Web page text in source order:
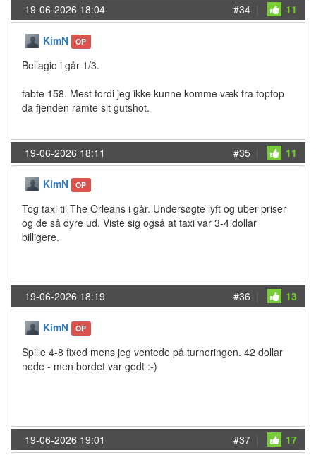
19-06-2026 18:04 #34 | 11
KimN OP
Bellagio i går 1/3.
tabte 158. Mest fordi jeg ikke kunne komme væk fra toptop
da fjenden ramte sit gutshot.
19-06-2026 18:11 #35 | 11
KimN OP
Tog taxi til The Orleans i går. Undersøgte lyft og uber priser
og de så dyre ud. Viste sig også at taxi var 3-4 dollar
billigere.
19-06-2026 18:19 #36 | 13
KimN OP
Spille 4-8 fixed mens jeg ventede på turneringen. 42 dollar
nede - men bordet var godt :-)
19-06-2026 19:01 #37 | 17